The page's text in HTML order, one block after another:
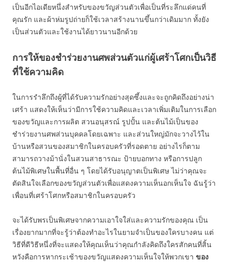
เป็นอีกไอเดียหนึ่งสำหรับของขวัญส่วนตัวเพื่อเป็นที่ระลึกแด่คนที่
คุณรัก และผ้าห่มรูปถ่ายก็ใช้เวลาสร้างนานขึ้นกว่าเดิมมาก ทั้งยัง
เป็นส่วนตัวและใช้งานได้ยาวนานอีกด้วย
การให้ของชำร่วยงานศพส่วนตัวแก่ผู้เศร้าโศกเป็นวิธี
ที่ใช้ความคิด
ในการรำลึกถึงผู้ที่ได้รับความรักอย่างสุดซึ้งและจะถูกคิดถึงอย่างน่า
เศร้า แสดงให้เห็นว่ามีการใช้ความคิดและเวลาเพิ่มเติมในการเลือก
ของขวัญและการผลิต สวนอนุสรณ์ รูปปั้น และต้นไม้เป็นของ
ชำร่วยงานศพส่วนบุคคลโดยเฉพาะ และส่วนใหญ่มักจะวางไว้ใน
บ้านหรือสวนของสมาชิกในครอบครัวที่รอดตาย อย่างไรก็ตาม
สามารถวางม้านั่งในสวนสาธารณะ ป้ายบอกทาง หรือการปลูก
ต้นไม้พิเศษในพื้นที่อื่น ๆ โดยได้รับอนุญาตเป็นพิเศษ ไม่ว่าคุณจะ
ตัดสินใจเลือกของขวัญส่วนตัวเพื่อแสดงความเห็นอกเห็นใจ ฉันรู้ว่า
เพื่อนที่เศร้าโศกหรือสมาชิกในครอบครัว
จะได้รับพรเป็นพิเศษจากความเอาใจใส่และความรักของคุณ เป็น
เรื่องยากมากที่จะรู้ว่าต้องทำอะไรในยามจำเป็นของใครบางคน แต่
วิธีที่ดีวิธีหนึ่งที่จะแสดงให้คุณเห็นว่าคุณกำลังคิดถึงใครสักคนที่สิ้น
หวังคือการหากระเช้าของขวัญแสดงความเห็นใจให้พวกเขา ของ